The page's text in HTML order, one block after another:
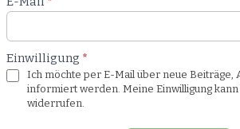
Einwilligung *
Ich möchte per E-Mail über neue Beiträge,
informiert werden. Meine Einwilligung
widerrufen.